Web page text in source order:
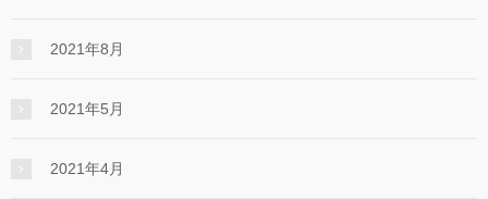
2021年8月
2021年5月
2021年4月